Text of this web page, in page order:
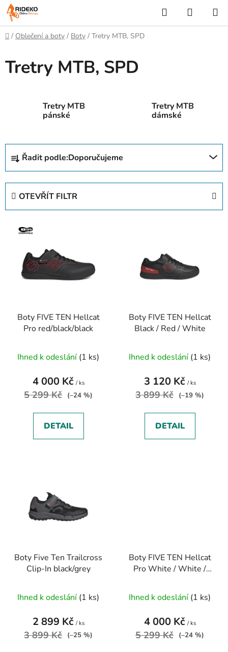
Přejít
na
obsah
Hledat
KOŠÍK
Domů
/ Oblečení a boty / Boty / Tretry MTB, SPD
Tretry MTB, SPD
Tretry MTB
pánské
Tretry MTB
dámské
Ř
z
Řadit podle:Doporučujeme
OTEVŘÍT FILTR
Boty FIVE TEN Hellcat
Pro red/black/black
Ihned k odeslání (1 ks)
4 000 Kč / ks
5 299 Kč (–24 %)
DETAIL
Boty FIVE TEN Hellcat
Black / Red / White
Ihned k odeslání (1 ks)
3 120 Kč / ks
3 899 Kč (–19 %)
DETAIL
Boty Five Ten Trailcross
Clip-In black/grey
Ihned k odeslání (1 ks)
2 899 Kč / ks
3 899 Kč (–25 %)
Boty FIVE TEN Hellcat
Pro White / White /
Ihned k odeslání (1 ks)
4 000 Kč / ks
5 299 Kč (–24 %)